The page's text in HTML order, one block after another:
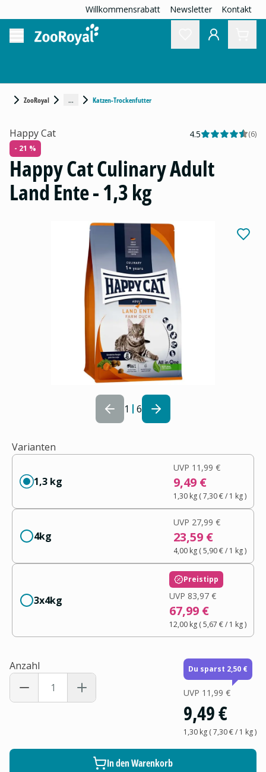
Willkommensrabatt Newsletter Kontakt
ZooRoyal ... Katzen-Trockenfutter
1 6
Happy Cat 4.5 (6)
- 21 %
Happy Cat Culinary Adult
Land Ente - 1,3 kg
Varianten
1,3 kg
UVP 11,99 €
9,49 €
1,30 kg(7,30 €/ 1 kg)
4kg
UVP 27,99 €
23,59 €
4,00 kg(5,90 €/ 1 kg)
3x4kg
Preistipp
UVP 83,97 €
67,99 €
12,00 kg(5,67 €/ 1 kg)
Anzahl Du sparst 2,50 €
UVP 11,99 €
9,49 €
1,30 kg(7,30 €/ 1 kg)
In den Warenkorb